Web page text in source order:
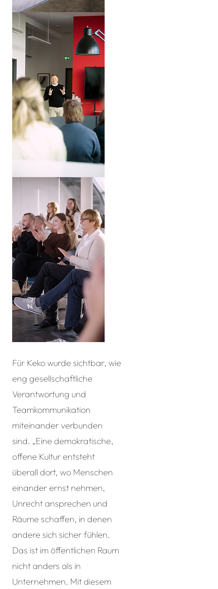
Für Keko wurde sichtbar, wie
eng gesellschaftliche
Verantwortung und
Teamkommunikation
miteinander verbunden
sind. „Eine demokratische,
offene Kultur entsteht
überall dort, wo Menschen
einander ernst nehmen,
Unrecht ansprechen und
Räume schaffen, in denen
andere sich sicher fühlen.
Das ist im öffentlichen Raum
nicht anders als in
Unternehmen. Mit diesem